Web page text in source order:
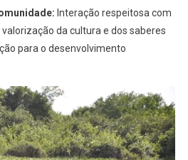
Interação respeitosa com
da cultura e dos saberes
para o desenvolvimento